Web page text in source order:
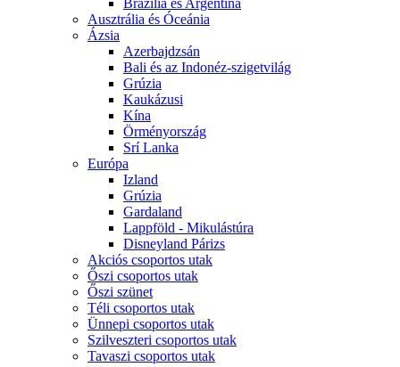
Brazília és Argentína
Ausztrália és Óceánia
Ázsia
Azerbajdzsán
Bali és az Indonéz-szigetvilág
Grúzia
Kaukázusi
Kína
Örményország
Srí Lanka
Európa
Izland
Grúzia
Gardaland
Lappföld - Mikulástúra
Disneyland Párizs
Akciós csoportos utak
Őszi csoportos utak
Őszi szünet
Téli csoportos utak
Ünnepi csoportos utak
Szilveszteri csoportos utak
Tavaszi csoportos utak